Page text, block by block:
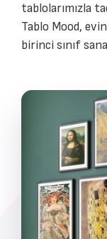
tablolarımızla
Tablo Mood,
birinci sınıf